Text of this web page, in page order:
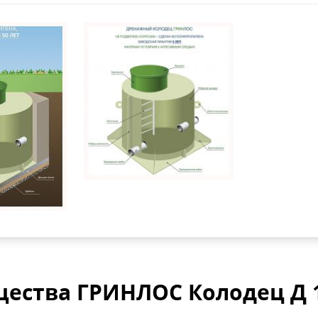
ГРИНЛОС Колодец Д